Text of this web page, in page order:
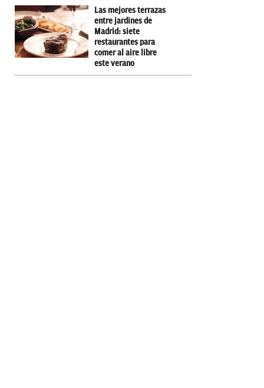
Las mejores terrazas
entre jardines de
Madrid: siete
restaurantes para
comer al aire libre
este verano